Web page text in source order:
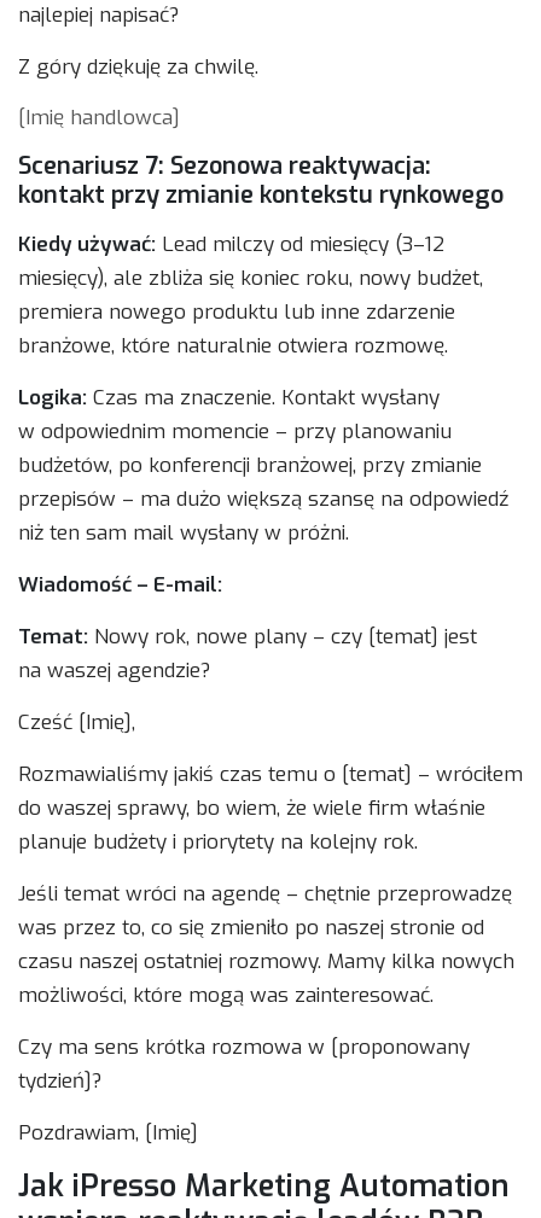
najlepiej napisać?
Z góry dziękuję za chwilę.
[Imię handlowca]
Scenariusz 7: Sezonowa reaktywacja:
kontakt przy zmianie kontekstu rynkowego
Kiedy używać: Lead milczy od miesięcy (3–12
miesięcy), ale zbliża się koniec roku, nowy budżet,
premiera nowego produktu lub inne zdarzenie
branżowe, które naturalnie otwiera rozmowę.
Logika: Czas ma znaczenie. Kontakt wysłany
w odpowiednim momencie – przy planowaniu
budżetów, po konferencji branżowej, przy zmianie
przepisów – ma dużo większą szansę na odpowiedź
niż ten sam mail wysłany w próżni.
Wiadomość – E-mail:
Temat: Nowy rok, nowe plany – czy [temat] jest
na waszej agendzie?
Cześć [Imię],
Rozmawialiśmy jakiś czas temu o [temat] – wróciłem
do waszej sprawy, bo wiem, że wiele firm właśnie
planuje budżety i priorytety na kolejny rok.
Jeśli temat wróci na agendę – chętnie przeprowadzę
was przez to, co się zmieniło po naszej stronie od
czasu naszej ostatniej rozmowy. Mamy kilka nowych
możliwości, które mogą was zainteresować.
Czy ma sens krótka rozmowa w [proponowany
tydzień]?
Pozdrawiam, [Imię]
Jak iPresso Marketing Automation